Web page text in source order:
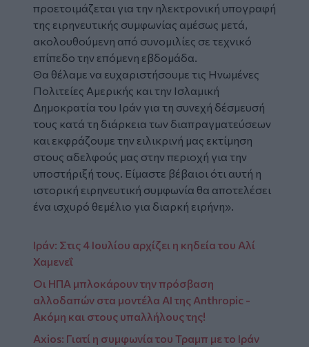
προετοιμάζεται για την ηλεκτρονική υπογραφή
της ειρηνευτικής συμφωνίας αμέσως μετά,
ακολουθούμενη από συνομιλίες σε τεχνικό
επίπεδο την επόμενη εβδομάδα.
Θα θέλαμε να ευχαριστήσουμε τις Ηνωμένες
Πολιτείες Αμερικής και την Ισλαμική
Δημοκρατία του Ιράν για τη συνεχή δέσμευσή
τους κατά τη διάρκεια των διαπραγματεύσεων
και εκφράζουμε την ειλικρινή μας εκτίμηση
στους αδελφούς μας στην περιοχή για την
υποστήριξή τους. Είμαστε βέβαιοι ότι αυτή η
ιστορική ειρηνευτική συμφωνία θα αποτελέσει
ένα ισχυρό θεμέλιο για διαρκή ειρήνη».
Ιράν: Στις 4 Ιουλίου αρχίζει η κηδεία του Αλί
Χαμενεΐ
Οι ΗΠΑ μπλοκάρουν την πρόσβαση
αλλοδαπών στα μοντέλα AI της Anthropic -
Ακόμη και στους υπαλλήλους της!
Axios: Γιατί η συμφωνία του Τραμπ με το Ιράν